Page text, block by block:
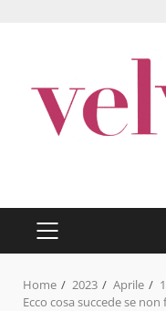
PRIMARY
MENU
Home 2023 Aprile
Ecco cosa succede se